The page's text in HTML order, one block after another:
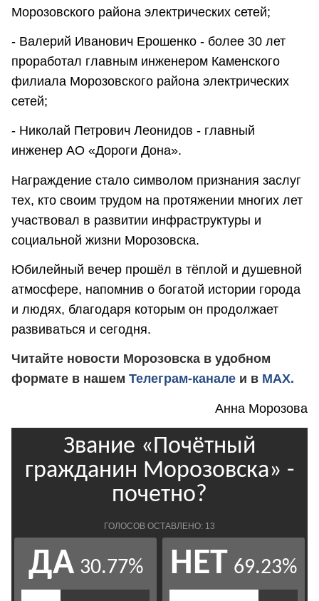
Морозовского района электрических сетей;
- Валерий Иванович Ерошенко - более 30 лет
проработал главным инженером Каменского
филиала Морозовского района электрических
сетей;
- Николай Петрович Леонидов - главный
инженер АО «Дороги Дона».
Награждение стало символом признания заслуг
тех, кто своим трудом на протяжении многих лет
участвовал в развитии инфраструктуры и
социальной жизни Морозовска.
Юбилейный вечер прошёл в тёплой и душевной
атмосфере, напомнив о богатой истории города
и людях, благодаря которым он продолжает
развиваться и сегодня.
Читайте новости Морозовска в удобном
формате в нашем Телеграм-канале и в MAX.
Анна Морозова